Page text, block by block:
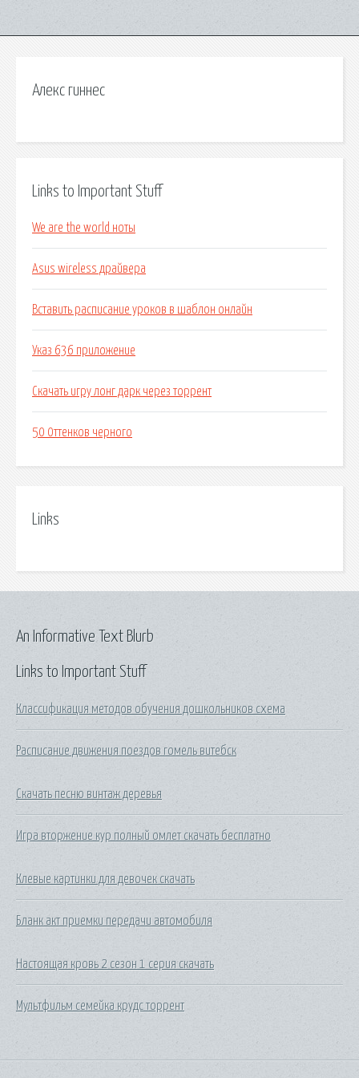
Алекс гиннес
Links to Important Stuff
We are the world ноты
Asus wireless драйвера
Вставить расписание уроков в шаблон онлайн
Указ 636 приложение
Скачать игру лонг дарк через торрент
50 0ттeнкoв чeрнoгo
Links
Links to Important Stuff
Классификация методов обучения дошкольников схема
Расписание движения поездов гомель витебск
Скачать песню винтаж деревья
Игра вторжение кур полный омлет скачать бесплатно
Клевые картинки для девочек скачать
Бланк акт приемки передачи автомобиля
Настоящая кровь 2 сезон 1 серия скачать
Мультфильм семейка крудс торрент
An Informative Text Blurb